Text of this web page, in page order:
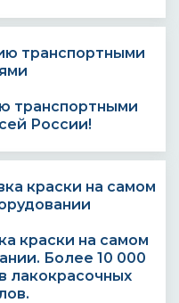
транспортными
России!
краски на самом
Более 10 000
лакокрасочных